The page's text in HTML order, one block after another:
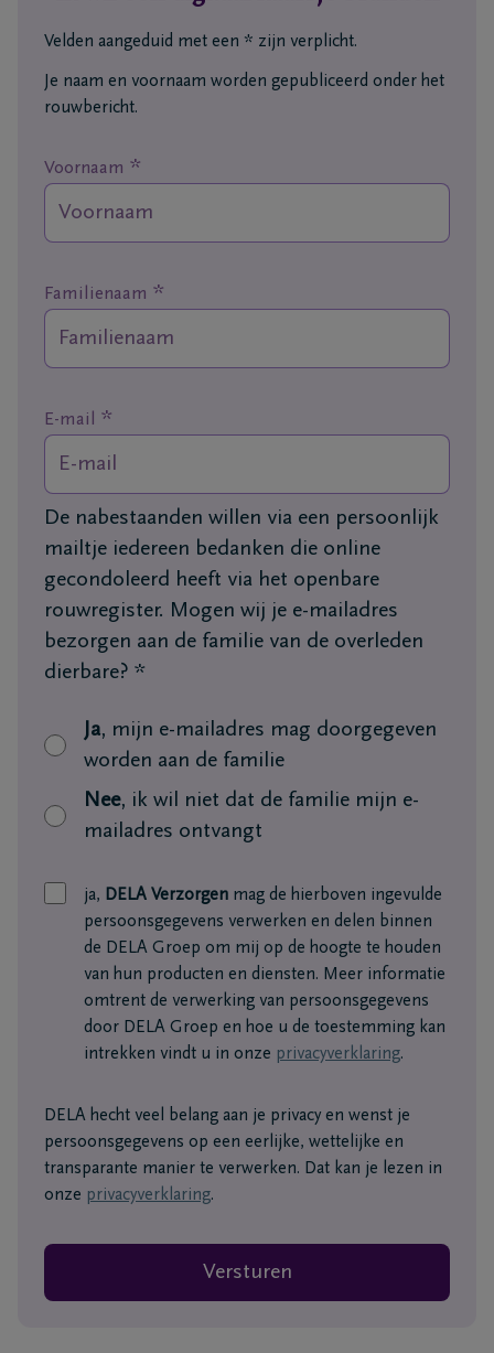
regelen
Ons
vragen
voor je
24u/24
888
Boom
Velden aangeduid met een * zijn verplicht.
Je naam en voornaam worden gepubliceerd onder het
rouwbericht.
Voornaam *
Familienaam *
E-mail *
De nabestaanden willen via een persoonlijk
mailtje iedereen bedanken die online
gecondoleerd heeft via het openbare
rouwregister. Mogen wij je e-mailadres
bezorgen aan de familie van de overleden
dierbare? *
Ja, mijn e-mailadres mag doorgegeven
worden aan de familie
Nee, ik wil niet dat de familie mijn e-
mailadres ontvangt
ja, DELA Verzorgen mag de hierboven ingevulde
persoonsgegevens verwerken en delen binnen
de DELA Groep om mij op de hoogte te houden
van hun producten en diensten. Meer informatie
omtrent de verwerking van persoonsgegevens
door DELA Groep en hoe u de toestemming kan
intrekken vindt u in onze privacyverklaring.
DELA hecht veel belang aan je privacy en wenst je
persoonsgegevens op een eerlijke, wettelijke en
transparante manier te verwerken. Dat kan je lezen in
onze privacyverklaring.
Versturen